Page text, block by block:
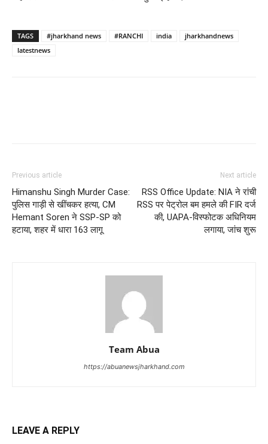
TAGS #jharkhand news #RANCHI india
jharkhandnews
latestnews
Previous article
Himanshu Singh Murder Case:
पुलिस गाड़ी से खींचकर हत्या, CM
Hemant Soren ने SSP-SP को
हटाया, शहर में धारा 163 लागू
Next article
RSS Office Update: NIA ने रांची
RSS पर पेट्रोल बम हमले की FIR दर्ज
की, UAPA-विस्फोटक अधिनियम
लगाया, जांच शुरू
Team Abua
https://abuanewsjharkhand.com
LEAVE A REPLY